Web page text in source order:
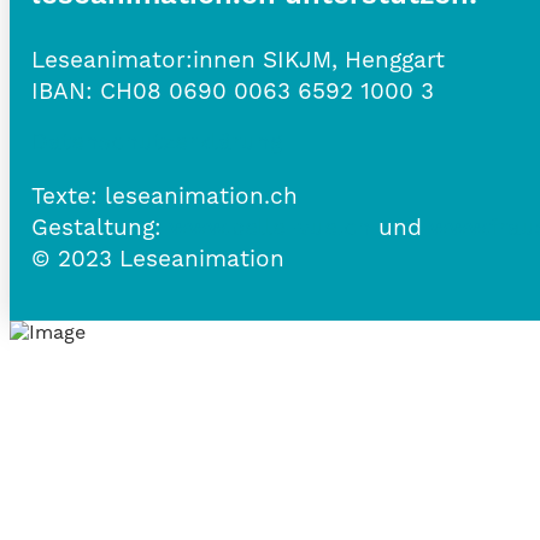
Leseanimator:innen SIKJM, Henggart
IBAN: CH08 0690 0063 6592 1000 3
Texte: leseanimation.ch
Gestaltung:
und
© 2023 Leseanimation